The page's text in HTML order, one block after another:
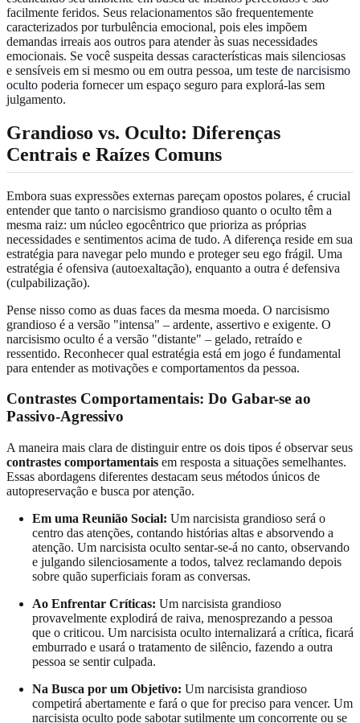
facilmente feridos. Seus relacionamentos são frequentemente
caracterizados por turbulência emocional, pois eles impõem
demandas irreais aos outros para atender às suas necessidades
emocionais. Se você suspeita dessas características mais silenciosas
e sensíveis em si mesmo ou em outra pessoa, um teste de narcisismo
oculto poderia fornecer um espaço seguro para explorá-las sem
julgamento.
Grandioso vs. Oculto: Diferenças
Centrais e Raízes Comuns
Embora suas expressões externas pareçam opostos polares, é crucial
entender que tanto o narcisismo grandioso quanto o oculto têm a
mesma raiz: um núcleo egocêntrico que prioriza as próprias
necessidades e sentimentos acima de tudo. A diferença reside em sua
estratégia para navegar pelo mundo e proteger seu ego frágil. Uma
estratégia é ofensiva (autoexaltação), enquanto a outra é defensiva
(culpabilização).
Pense nisso como as duas faces da mesma moeda. O narcisismo
grandioso é a versão "intensa" – ardente, assertivo e exigente. O
narcisismo oculto é a versão "distante" – gelado, retraído e
ressentido. Reconhecer qual estratégia está em jogo é fundamental
para entender as motivações e comportamentos da pessoa.
Contrastes Comportamentais: Do Gabar-se ao
Passivo-Agressivo
A maneira mais clara de distinguir entre os dois tipos é observar seus
contrastes comportamentais em resposta a situações semelhantes.
Essas abordagens diferentes destacam seus métodos únicos de
autopreservação e busca por atenção.
Em uma Reunião Social: Um narcisista grandioso será o
centro das atenções, contando histórias altas e absorvendo a
atenção. Um narcisista oculto sentar-se-á no canto, observando
e julgando silenciosamente a todos, talvez reclamando depois
sobre quão superficiais foram as conversas.
Ao Enfrentar Críticas: Um narcisista grandioso
provavelmente explodirá de raiva, menosprezando a pessoa
que o criticou. Um narcisista oculto internalizará a crítica, ficará
emburrado e usará o tratamento de silêncio, fazendo a outra
pessoa se sentir culpada.
Na Busca por um Objetivo: Um narcisista grandioso
competirá abertamente e fará o que for preciso para vencer. Um
narcisista oculto pode sabotar sutilmente um concorrente ou se